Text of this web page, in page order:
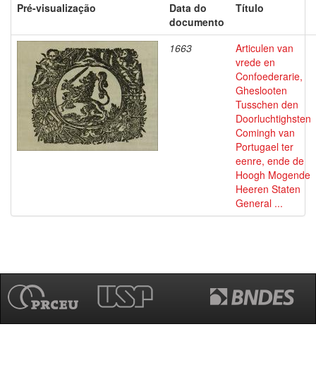
Pré-visualização
Data do
documento
Título
1663
Articulen van
vrede en
Confoederarie,
Gheslooten
Tusschen den
Doorluchtighsten
Comingh van
Portugael ter
eenre, ende de
Hoogh Mogende
Heeren Staten
General ...